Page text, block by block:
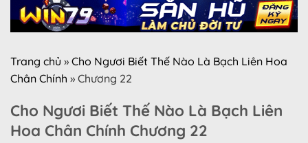
Trang chủ » Cho Ngươi Biết Thế Nào Là Bạch Liên Hoa
Chân Chính » Chương 22
Cho Ngươi Biết Thế Nào Là Bạch Liên
Hoa Chân Chính Chương 22